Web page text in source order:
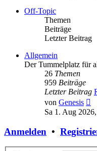
Off-Topic
Themen
Beiträge
Letzter Beitrag
Allgemein
Der Tummelplatz für
26 Themen
959 Beiträge
Letzter Beitrag
von Genesis
Sa 1. Aug
Anmelden •